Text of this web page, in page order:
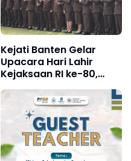
Kejati Banten Gelar
Upacara Hari Lahir
Kejaksaan RI ke-80,
Kajati Tekankan
Profesionalisme dan
Integritas